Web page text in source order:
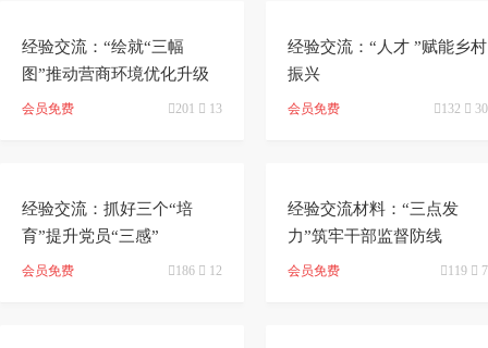
经验交流：“绘就“三幅
图”推动营商环境优化升级
会员免费 201  13
经验交流：“人才 ”赋能乡村
振兴
会员免费  132  30
经验交流：抓好三个“培
育”提升党员“三感”
会员免费  186  12
经验交流材料：“三点发
力”筑牢干部监督防线
会员免费  119  7